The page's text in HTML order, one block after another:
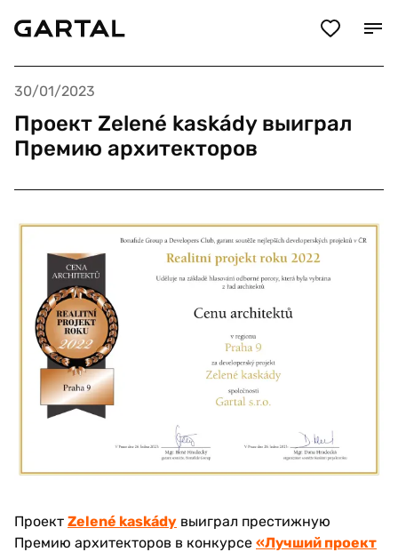
30/01/2023
Проект Zelené kaskády выиграл
Премию архитекторов
Проект Zelené kaskády выиграл престижную
Премию архитекторов в конкурсе «Лучший проект